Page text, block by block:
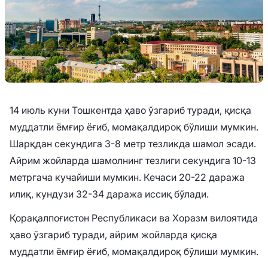
14 июль куни Тошкентда ҳаво ўзгариб туради, қисқа
муддатли ёмғир ёғиб, момақалдироқ бўлиши мумкин.
Шарқдан секундига 3-8 метр тезликда шамол эсади.
Айрим жойларда шамолнинг тезлиги секундига 10-13
метргача кучайиши мумкин. Кечаси 20-22 даража
илиқ, кундузи 32-34 даража иссиқ бўлади.
Қорақалпоғистон Республикаси ва Хоразм вилоятида
ҳаво ўзгариб туради, айрим жойларда қисқа
муддатли ёмғир ёғиб, момақалдироқ бўлиши мумкин.